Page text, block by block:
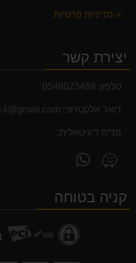
מדיניות פרטיות
יצירת קשר
טלפון: 0548023489
דואר אלקטרוני:
מדיה דיגיטאלית:
מצא
אותנו
Waze
WhatsAppקניה בטוחה